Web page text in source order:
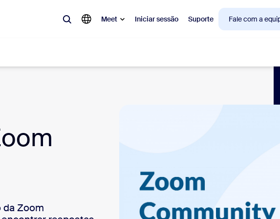
Meet Iniciar sessão Suporte Fale com a
em alta, a tendência do momento, o que está gerando repercussão — as soluções que
Center Insights de CX
Zoom